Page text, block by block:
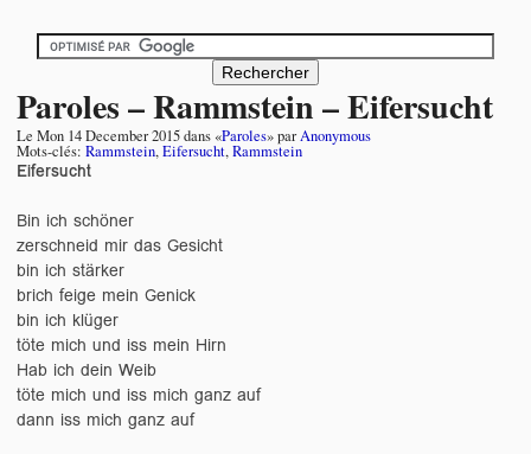
Paroles – Rammstein – Eifersucht
Le Mon 14 December 2015dans «Paroles» parAnonymous
Mots-clés: Rammstein,Eifersucht,Rammstein
Eifersucht
Bin ich schöner
zerschneid mir das Gesicht
bin ich stärker
brich feige mein Genick
bin ich klüger
töte mich und iss mein Hirn
Hab ich dein Weib
töte mich und iss mich ganz auf
dann iss mich ganz auf